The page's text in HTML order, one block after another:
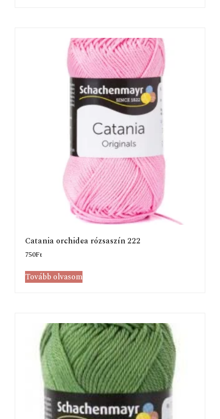
Catania orchidea rózsaszín 222
750Ft
Tovább olvasom